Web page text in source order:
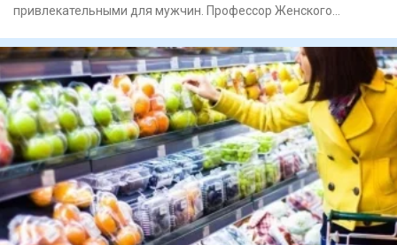
привлекательными для мужчин. Профессор Женского